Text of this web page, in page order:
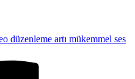
düzenleme artı mükemmel ses